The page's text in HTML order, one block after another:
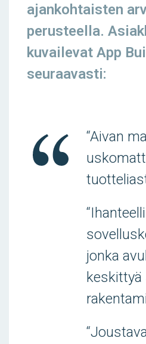
ajankohtaisten
perusteella.
kuvailevat App
seuraavasti:
“Aivan
jonka
keskittyä